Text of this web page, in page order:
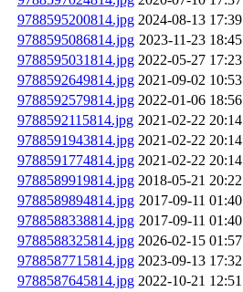
9788595200814.jpg 2024-08-13 17:39
9788595086814.jpg 2023-11-23 18:45
9788595031814.jpg 2022-05-27 17:23
9788592649814.jpg 2021-09-02 10:53
9788592579814.jpg 2022-01-06 18:56
9788592115814.jpg 2021-02-22 20:14
9788591943814.jpg 2021-02-22 20:14
9788591774814.jpg 2021-02-22 20:14
9788589919814.jpg 2018-05-21 20:22
9788589894814.jpg 2017-09-11 01:40
9788588338814.jpg 2017-09-11 01:40
9788588325814.jpg 2026-02-15 01:57
9788587715814.jpg 2023-09-13 17:32
9788587645814.jpg 2022-10-21 12:51